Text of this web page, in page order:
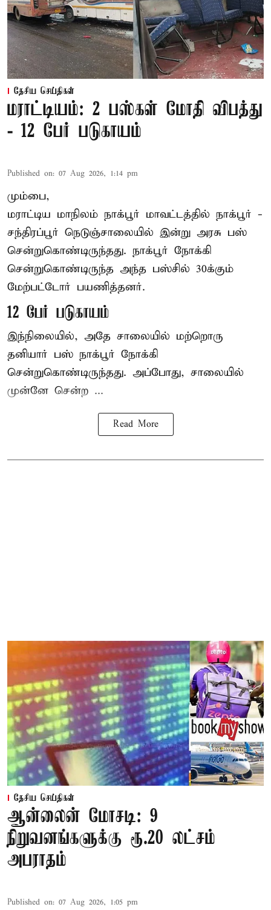
தேசிய செய்திகள்
மராட்டியம்: 2 பஸ்கள் மோதி விபத்து
- 12 பேர் படுகாயம்
Published on: 07 Aug 2026, 1:14 pm
மும்பை,
மராட்டிய மாநிலம் நாக்பூர் மாவட்டத்தில் நாக்பூர் -
சந்திரப்பூர் நெடுஞ்சாலையில் இன்று அரசு பஸ்
சென்றுகொண்டிருந்தது. நாக்பூர் நோக்கி
சென்றுகொண்டிருந்த அந்த பஸ்சில் 30க்கும்
மேற்பட்டோர் பயணித்தனர்.
12 பேர் படுகாயம்
இந்நிலையில், அதே சாலையில் மற்றொரு
தனியார் பஸ் நாக்பூர் நோக்கி
சென்றுகொண்டிருந்தது. அப்போது, சாலையில்
முன்னே சென்ற ...
Read More
தேசிய செய்திகள்
ஆன்லைன் மோசடி: 9
நிறுவனங்களுக்கு ரூ.20 லட்சம்
அபராதம்
Published on: 07 Aug 2026, 1:05 pm